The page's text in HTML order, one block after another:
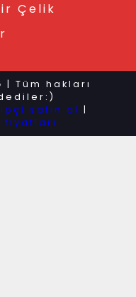
Çelik
Tüm hakları
satın al
|